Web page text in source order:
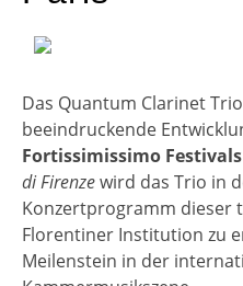
Das Quantum Clarinet
beeindruckende
Fortissimissimo Festivals
di Firenzewird das Trio in
Konzertprogramm dieser
Florentiner Institution zu
Meilenstein in der